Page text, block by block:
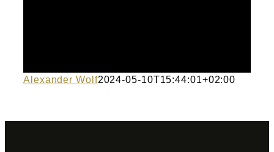
Blog
Alexander Wolf2024-05-10T15:44:01+02:00